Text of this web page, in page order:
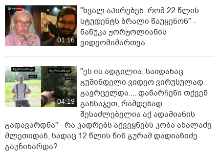
01:16
"ხვალ აპირებენ, რომ 22 წლის
სტუდენტს ბრალი წაუყენონ" -
ნანუკა ჟორჟოლიანის
ვიდეომიმართვა
04:19
"ეს ის ადგილია, საიდანაც
გუშინდელი ვიდეო ვირუსულად
გავრცელდა.... დანარჩენი თქვენ
განსაჯეთ, რამდენად
შესაძლებელია აქ ადამიანის
გადავარდნა" - რა კადრებს აქვეყნებს კობა ახალაძე
მლეთიდან, სადაც 12 წლის წინ გურამ დადიანიძე
გაუჩინარდა?